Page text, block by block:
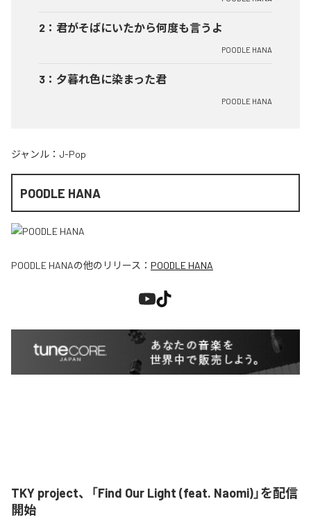
2 ： 君がそばにいたから何度も言うよ
POODLE HANA
3 ： 夕暮れ色に染まった君
POODLE HANA
ジャンル： J-Pop
POODLE HANA
POODLE HANAの他のリリース： POODLE HANA
TKY project、「Find Our Light (feat. Naomi)」を配信
開始